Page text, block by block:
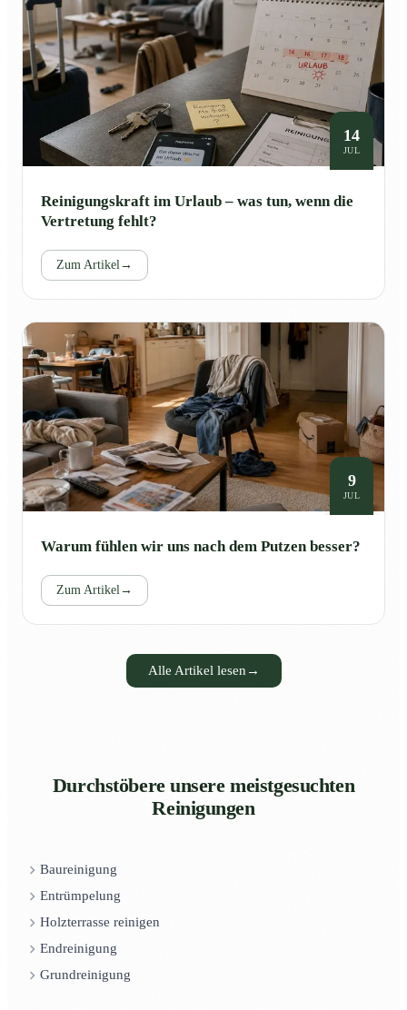
14
JUL
Reinigungskraft im Urlaub – was tun, wenn die
Vertretung fehlt?
Zum Artikel→
9
JUL
Warum fühlen wir uns nach dem Putzen besser?
Zum Artikel→
Alle Artikel lesen →
Durchstöbere unsere meistgesuchten
Reinigungen
Baureinigung
Entrümpelung
Holzterrasse reinigen
Endreinigung
Grundreinigung